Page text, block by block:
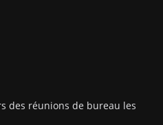
des réunions de bureau les